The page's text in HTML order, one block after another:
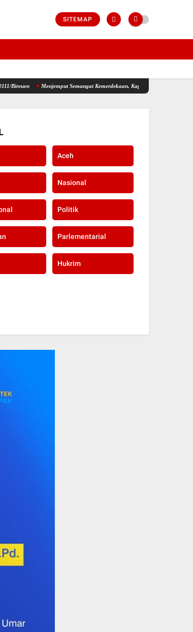
SITEMAP
Semangat Kemerdekaan, Kapolsek Idi Tunong Bagikan Bendera
Aceh
Nasional
Politik
Parlementarial
Hukrim